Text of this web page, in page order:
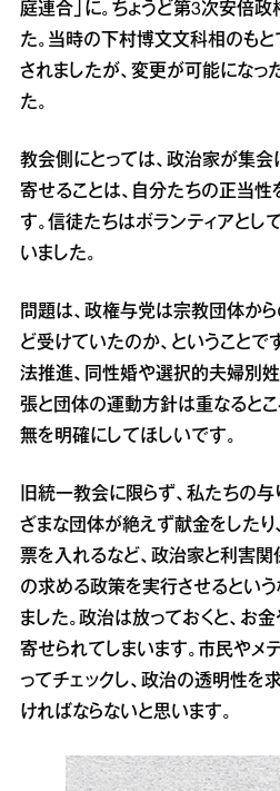
庭連合」に。ちょうど第3次安倍
た。当時の下村博文文科相のも
されましたが、変更が可能になっ
た。
教会側にとっては、政治家が集
寄せることは、自分たちの正当性
す。信徒たちはボランティアと
いました。
問題は、政権与党は宗教団体か
ど受けていたのか、ということで
法推進、同性婚や選択的夫婦別
張と団体の運動方針は重なるとこ
無を明確にしてほしいです。
旧統一教会に限らず、私たちの与
ざまな団体が絶えず献金をしたり
票を入れるなど、政治家と利害関
の求める政策を実行させるという
ました。政治は放っておくと、お
寄せられてしまいます。市民やメ
ってチェックし、政治の透明性を
ければならないと思います。